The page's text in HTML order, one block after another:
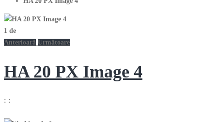
1 de
Anterioară Următoare
HA 20 PX Image 4
: :